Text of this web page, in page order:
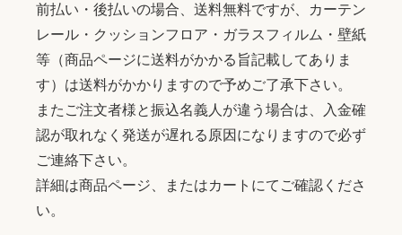
前払い・後払いの場合、送料無料ですが、カーテン
レール・クッションフロア・ガラスフィルム・壁紙
等（商品ページに送料がかかる旨記載してありま
す）は送料がかかりますので予めご了承下さい。
またご注文者様と振込名義人が違う場合は、入金確
認が取れなく発送が遅れる原因になりますので必ず
ご連絡下さい。
詳細は商品ページ、またはカートにてご確認くださ
い。